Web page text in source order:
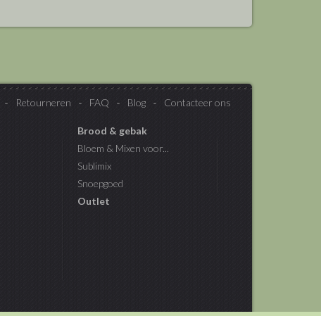
Retourneren FAQ Blog Contacteer ons
Brood & gebak
Bloem & Mixen voor...
Sublimix
Snoepgoed
Outlet